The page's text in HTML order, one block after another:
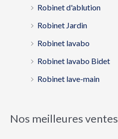
Robinet d'ablution
Robinet Jardin
Robinet lavabo
Robinet lavabo Bidet
Robinet lave-main
Nos meilleures ventes